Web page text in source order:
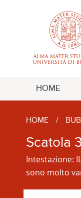
HOME
HOME /
Scatola
Intestazione:
sono molto